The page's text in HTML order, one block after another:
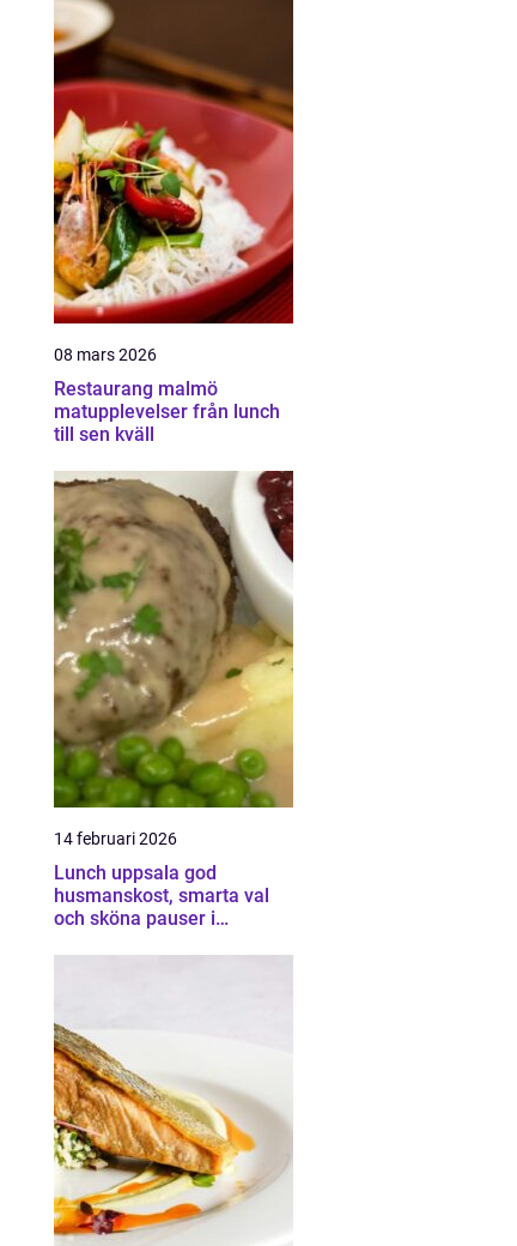
08 mars 2026
Restaurang malmö
matupplevelser från lunch
till sen kväll
14 februari 2026
Lunch uppsala god
husmanskost, smarta val
och sköna pauser i